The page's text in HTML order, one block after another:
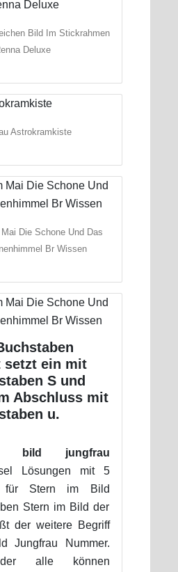
Bild Im Stickrahmen
Deluxe
Astrokramkiste
Die Schone Und Das
Br Wissen
setzt ein mit
S und
Abschluss mit
u.
bild jungfrau
Lösungen mit 5
für Stern im Bild
Stern im Bild der
der weitere Begriff
Jungfrau Nummer.
alle können